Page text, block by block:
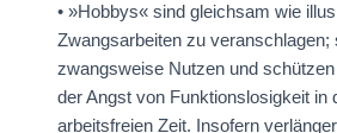
• »Hobbys« sind gleichsam wie
Zwangsarbeiten zu veranschlagen;
zwangsweise Nutzen und
der Angst von Funktionslosigkeit in
arbeitsfreien Zeit. Insofern